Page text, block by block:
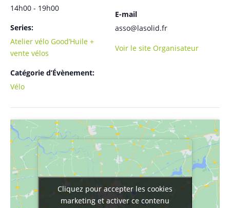
14h00 - 19h00
Series:
Atelier vélo Good’Huile +
vente vélos
Catégorie d’Évènement:
Vélo
E-mail
asso@lasolid.fr
Voir le site Organisateur
Cliquez pour accepter les cookies
marketing et activer ce contenu
Cliquez pour accepter les cookies
marketing et activer ce contenu